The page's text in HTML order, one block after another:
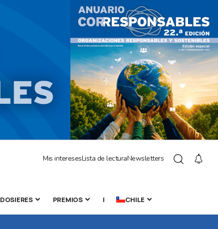
Mis interesesLista de lecturaNewsletters
DOSIERES PREMIOS | CHILE